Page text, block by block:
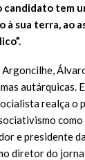
tem
sua terra, ao
autárquicas.
realça o
e presidente
diretor do